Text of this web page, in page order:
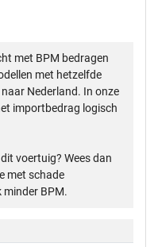
met BPM bedragen
met hetzelfde
Nederland. In onze
importbedrag logisch
voertuig? Wees dan
met schade
minder BPM.